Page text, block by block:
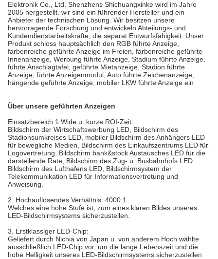
Elektronik Co., Ltd. Shenzhens Shichuangxinke wird im Jahre
2005 hergestellt. wir sind ein führender Hersteller und ein
Anbieter der technischen Lösung. Wir besitzen unsere
hervorragende Forschung und entwickeln Abteilungs- und
Kundendienstarbeitskräfte, die separat Entwurfsfähigkeit. Unser
Produkt schloss hauptsächlich den RGB führte Anzeige,
farbenreiche geführte Anzeige im Freien, farbenreiche geführte
Innenanzeige, Werbung führte Anzeige, Stadium führte Anzeige,
führte Anschlagtafel, geführte Mietanzeige, Stadion führte
Anzeige, führte Anzeigenmodul, Auto führte Zeichenanzeige,
hängende geführte Anzeige, mobiler LKW führte Anzeige ein
Über unsere geführten Anzeigen
Einsatzbereich 1.Wide u. kurze ROI-Zeit:
Bildschirm der Wirtschaftswerbung LED, Bildschirm des
Stadionsumkreises LED, mobiler Bildschirm des Anhängers LED
für bewegliche Medien, Bildschirm des Einkaufszentrums LED für
Logovertretung, Bildschirm bank&stock Austausches LED für die
darstellende Rate, Bildschirm des Zug- u. Busbahnhofs LED
Bildschirm des Lufthafens LED, Bildschirmsystem der
Telekommunikation LED für Informationsvertretung und
Anweisung.
2. Hochauflösendes Verhältnis: 4000:1
Welches eine hohe Stufe ist, zum eines klaren Bildes unseres
LED-Bildschirmsystems sicherzustellen.
3. Erstklassiger LED-Chip:
Geliefert durch Nichia von Japan u. von anderem Hoch wählte
ausschließlich LED-Chip vor, um die lange Lebenszeit und die
hohe Helligkeit unseres LED-Bildschirmsystems sicherzustellen